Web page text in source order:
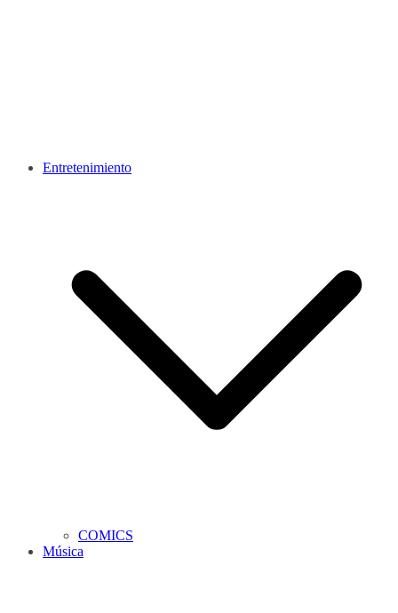
Entretenimiento
COMICS
Música